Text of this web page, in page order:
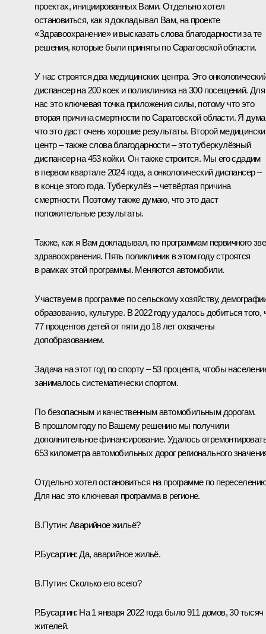
проектах, инициированных Вами. Отдельно хотел
остановиться, как я докладывал Вам, на проекте
«Здравоохранение» и высказать слова благодарности за те
решения, которые были приняты по Саратовской области.
У нас строятся два медицинских центра. Это
диспансер на 200 коек и поликлиника на 300 посещений. Для
нас это ключевая точка приложения силы, потому что это
вторая причина смертности по Саратовской области. Я
что это даст очень хорошие результаты. Второй
центр – также слова благодарности – это туберкулёзный
диспансер на 453 койки. Он также строится. Мы его сдадим
в первом квартале 2024 года, а онкологический диспансер –
в конце этого года. Туберкулёз – четвёртая причина
смертности. Поэтому также думаю, что это даст
положительные результаты.
Также, как я Вам докладывал, по программам первичного
здравоохранения. Пять поликлиник в этом году строятся
в рамках этой программы. Меняются автомобили.
Участвуем в программе по сельскому хозяйству,
образованию, культуре. В 2022 году удалось добиться того,
77 процентов детей от пяти до 18 лет охвачены
допобразованием.
Задача на этот год по спорту – 53 процента, чтобы
занималось систематически спортом.
По безопасным и качественным автомобильным дорогам.
В прошлом году по Вашему решению мы получили
дополнительное финансирование. Удалось
653 километра автомобильных дорог регионального
Отдельно хотел остановиться на программе по
Для нас это ключевая программа в регионе.
В.Путин: Аварийное жильё?
Р.Бусаргин: Да, аварийное жильё.
В.Путин: Сколько его всего?
Р.Бусаргин: На 1 января 2022 года было 911 домов, 30 тысяч
жителей.